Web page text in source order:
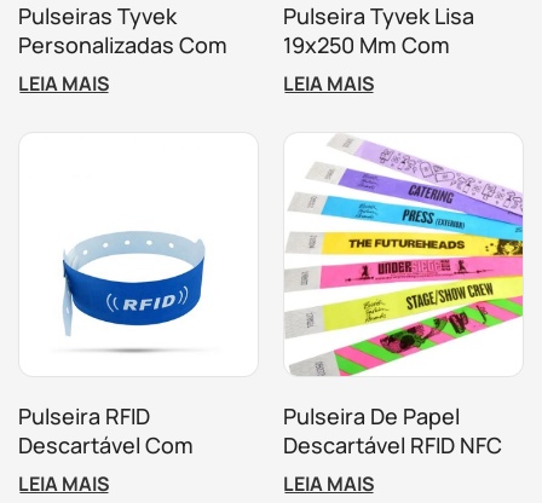
Pulseiras Tyvek
Personalizadas Com
Impressão RFID Para
Parques De Diversão
LEIA MAIS
Pulseira Tyvek Lisa
19x250 Mm Com
Números De Série
LEIA MAIS
Pulseira RFID
Descartável Com
Impressão Em Tecido
LEIA MAIS
Pulseira De Papel
Descartável RFID NFC
De 13,56 MHz Para
LEIA MAIS